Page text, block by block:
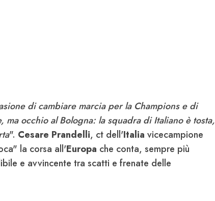
di cambiare marcia per la Champions e di
ma occhio al Bologna: la squadra di Italiano è tosta,
". Cesare Prandelli, ct dell'Italia vicecampione
la corsa all'Europa che conta, sempre più
e avvincente tra scatti e frenate delle